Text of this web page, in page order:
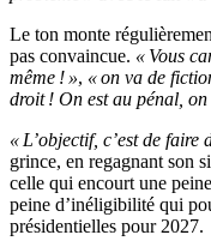
Le ton monte
pas convaincue. « Vous
même ! », « on va de
droit ! On est au pénal, on
« L’objectif, c’est de
grince, en regagnant son
celle qui encourt une
peine d’inéligibilité qui
présidentielles pour 2027.